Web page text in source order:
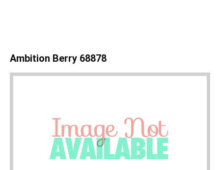
Ambition Berry 68878